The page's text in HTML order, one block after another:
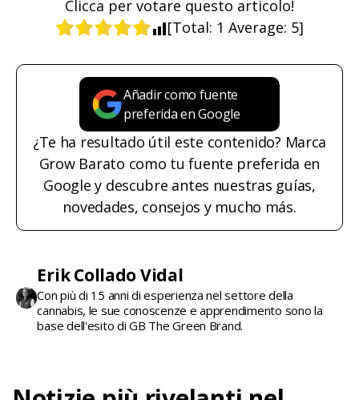
Clicca per votare questo articolo!
[Total: 1 Average: 5]
Añadir como fuente
preferida en Google
¿Te ha resultado útil este contenido? Marca
Grow Barato como tu fuente preferida en
Google y descubre antes nuestras guías,
novedades, consejos y mucho más.
Erik Collado Vidal
Con più di 15 anni di esperienza nel settore della
cannabis, le sue conoscenze e apprendimento sono la
base dell'esito di GB The Green Brand.